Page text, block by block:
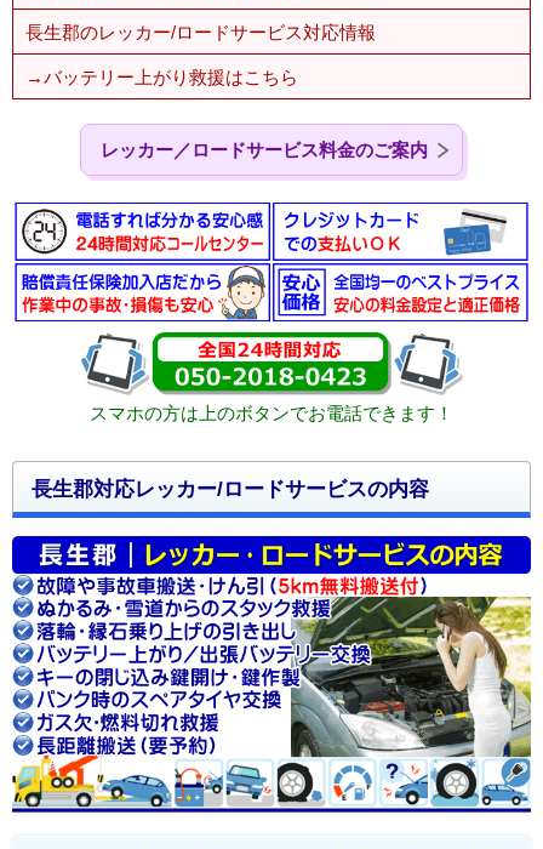
長生郡のレッカー/ロードサービス対応情報
→バッテリー上がり救援はこちら
レッカー／ロードサービス料金のご案内
スマホの方は上のボタンでお電話できます！
長生郡対応レッカー/ロードサービスの内容